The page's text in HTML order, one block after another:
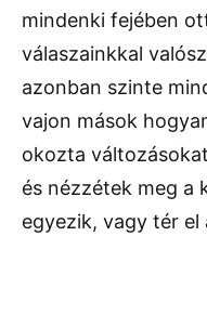
mindenki fejében
válaszainkkal
azonban szinte
vajon mások
okozta
és nézzétek meg a
egyezik, vagy tér